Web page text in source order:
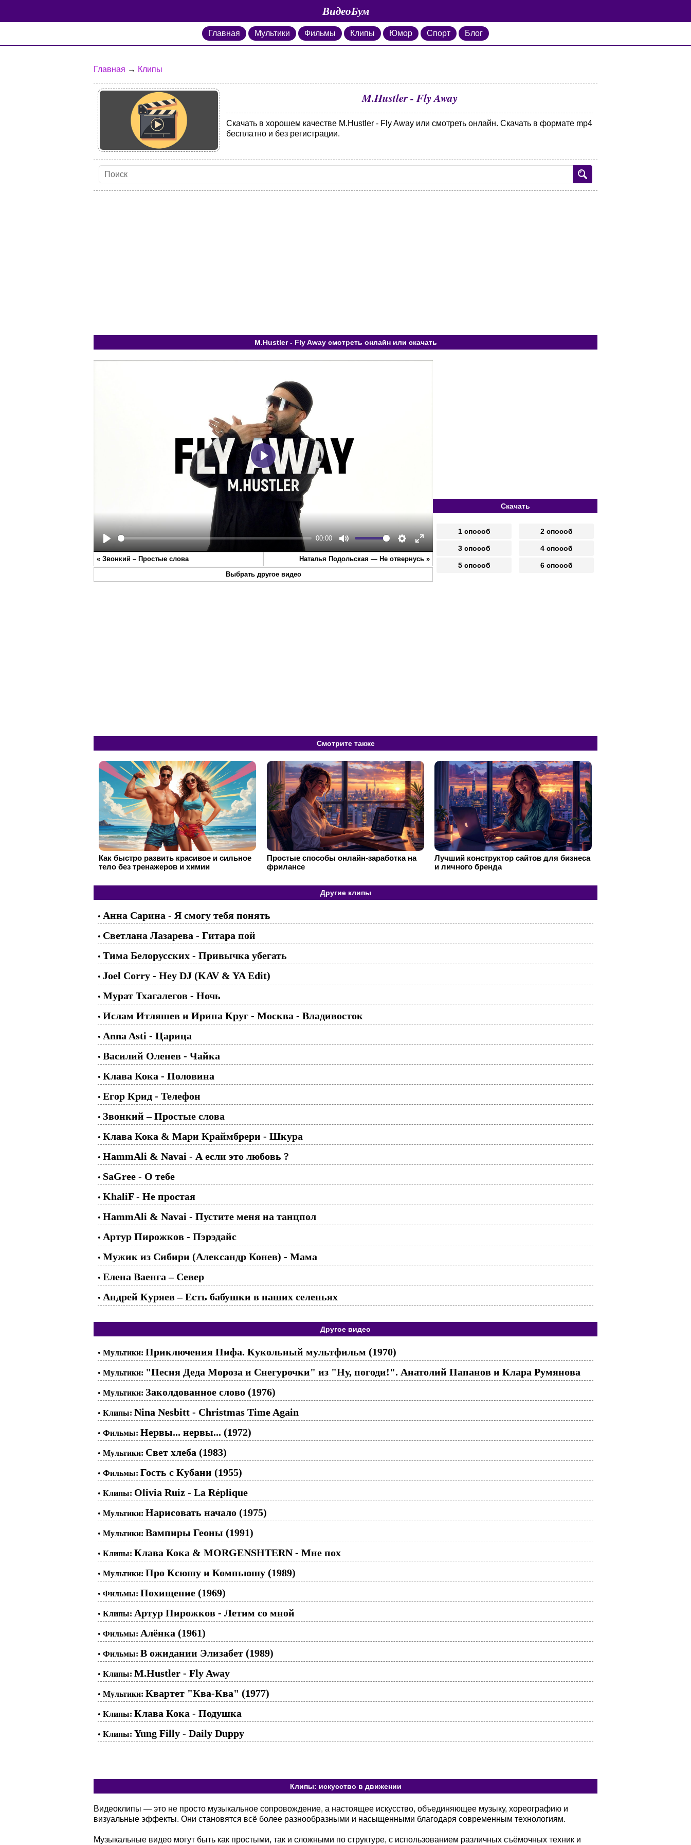
ВидеоБум
Главная Мультики Фильмы Клипы Юмор Спорт Блог
Главная → Клипы
M.Hustler - Fly Away
Скачать в хорошем качестве M.Hustler - Fly Away или смотреть онлайн. Скачать в формате mp4
бесплатно и без регистрации.
M.Hustler - Fly Away смотреть онлайн или скачать
Play
00:00
Mute Settings
Enter
fullscreen
Play
« Звонкий – Простые слова Наталья Подольская — Не отвернусь »
Выбрать другое видео
Скачать
1 способ 2 способ
3 способ 4 способ
5 способ 6 способ
Смотрите также
Как быстро развить красивое и сильное
тело без тренажеров и химии
Простые способы онлайн-заработка на
фрилансе
Лучший конструктор сайтов для бизнеса
и личного бренда
Другие клипы
• Анна Сарина - Я смогу тебя понять
• Светлана Лазарева - Гитара пой
• Тима Белорусских - Привычка убегать
• Joel Corry - Hey DJ (KAV & YA Edit)
• Мурат Тхагалегов - Ночь
• Ислам Итляшев и Ирина Круг - Москва - Владивосток
• Anna Asti - Царица
• Василий Оленев - Чайка
• Клава Кока - Половина
• Егор Крид - Телефон
• Звонкий – Простые слова
• Клава Кока & Мари Краймбрери - Шкура
• HammAli & Navai - А если это любовь ?
• SaGree - О тебе
• KhaliF - Не простая
• HammAli & Navai - Пустите меня на танцпол
• Артур Пирожков - Пэрэдайс
• Мужик из Сибири (Александр Конев) - Мама
• Елена Ваенга – Север
• Андрей Куряев – Есть бабушки в наших селеньях
Другое видео
• Мультики: Приключения Пифа. Кукольный мультфильм (1970)
• Мультики: "Песня Деда Мороза и Снегурочки" из "Ну, погоди!". Анатолий Папанов и Клара Румянова
• Мультики: Заколдованное слово (1976)
• Клипы: Nina Nesbitt - Christmas Time Again
• Фильмы: Нервы... нервы... (1972)
• Мультики: Свет хлеба (1983)
• Фильмы: Гость с Кубани (1955)
• Клипы: Olivia Ruiz - La Réplique
• Мультики: Нарисовать начало (1975)
• Мультики: Вампиры Геоны (1991)
• Клипы: Клава Кока & MORGENSHTERN - Мне пох
• Мультики: Про Ксюшу и Компьюшу (1989)
• Фильмы: Похищение (1969)
• Клипы: Артур Пирожков - Летим со мной
• Фильмы: Алёнка (1961)
• Фильмы: В ожидании Элизабет (1989)
• Клипы: M.Hustler - Fly Away
• Мультики: Квартет "Ква-Ква" (1977)
• Клипы: Клава Кока - Подушка
• Клипы: Yung Filly - Daily Duppy
Клипы: искусство в движении
Видеоклипы — это не просто музыкальное сопровождение, а настоящее искусство, объединяющее музыку, хореографию и
визуальные эффекты. Они становятся всё более разнообразными и насыщенными благодаря современным технологиям.
Музыкальные видео могут быть как простыми, так и сложными по структуре, с использованием различных съёмочных техник и